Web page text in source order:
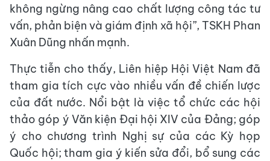
không ngừng nâng cao chất lượng công tác tư
vấn, phản biện và giám định xã hội”, TSKH Phan
Xuân Dũng nhấn mạnh.
Thực tiễn cho thấy, Liên hiệp Hội Việt Nam đã
tham gia tích cực vào nhiều vấn đề chiến lược
của đất nước. Nổi bật là việc tổ chức các hội
thảo góp ý Văn kiện Đại hội XIV của Đảng; góp
ý cho chương trình Nghị sự của các Kỳ họp
Quốc hội; tham gia ý kiến sửa đổi, bổ sung các